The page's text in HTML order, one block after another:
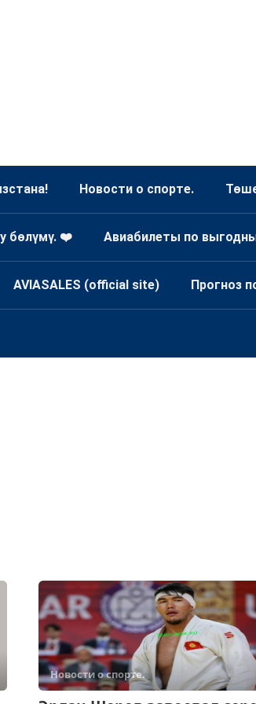
Новости о спорте.
бөлүмү. ❤️ Авиабилеты по
AVIASALES (official site) Прогноз
Новости о спорте.